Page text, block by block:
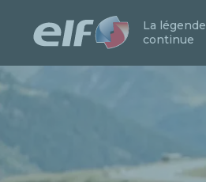
La légende
continue